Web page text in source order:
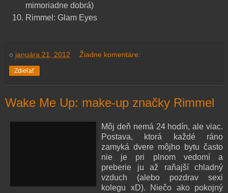
mimoriadne dobrá)
Rimmel: Glam Eyes
o januára 21, 2012 Žiadne komentáre:
Zdieľať
Wake Me Up: make-up značky Rimmel
Môj deň nemá 24 hodín, ale viac.
Postava, ktorá každé ráno
zamyká dvere môjho bytu často
nie je pri plnom vedomí a
preberie ju až raňajší chladný
vzduch (alebo pozdrav sexi
kolegu xD). Niečo ako pokojný